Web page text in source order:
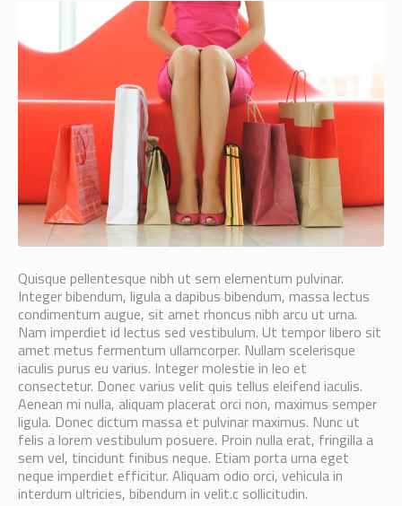
Quisque pellentesque nibh ut sem elementum pulvinar.
Integer bibendum, ligula a dapibus bibendum, massa lectus
condimentum augue, sit amet rhoncus nibh arcu ut urna.
Nam imperdiet id lectus sed vestibulum. Ut tempor libero sit
amet metus fermentum ullamcorper. Nullam scelerisque
iaculis purus eu varius. Integer molestie in leo et
consectetur. Donec varius velit quis tellus eleifend iaculis.
Aenean mi nulla, aliquam placerat orci non, maximus semper
ligula. Donec dictum massa et pulvinar maximus. Nunc ut
felis a lorem vestibulum posuere. Proin nulla erat, fringilla a
sem vel, tincidunt finibus neque. Etiam porta urna eget
neque imperdiet efficitur. Aliquam odio orci, vehicula in
interdum ultricies, bibendum in velit.c sollicitudin.